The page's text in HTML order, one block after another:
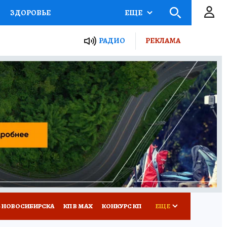
ЗДОРОВЬЕ
Я ЗНАЮ СЕМЬЯ
СЕРИАЛЫ
ВСЕ О КП РАДИО КП
ЕЩЕ
РАДИО РЕКЛАМА
КП В МАХ КОНКУРС КП ЕЩЕ